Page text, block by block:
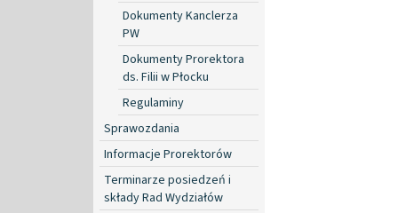
Dokumenty Kanclerza
PW
Dokumenty Prorektora
ds. Filii w Płocku
Regulaminy
Sprawozdania
Informacje Prorektorów
Terminarze posiedzeń i
składy Rad Wydziałów